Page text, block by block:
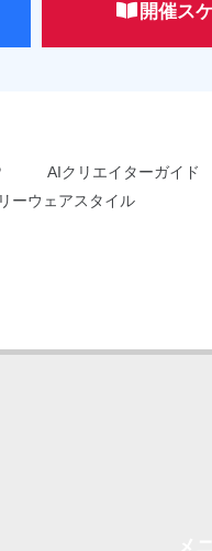
開催ス
AIクリエイターガイド
ーウェアスタイル